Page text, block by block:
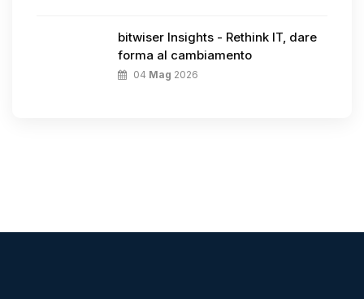
bitwiser Insights - Rethink IT, dare
forma al cambiamento
04 Mag 2026